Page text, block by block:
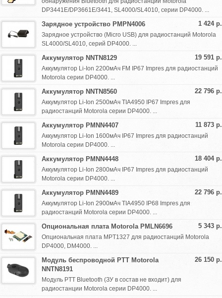
DP3441E/DP3661E/3441, SL4000/SL4010, серии DP4000. ...
1 424 р.
Зарядное устройство PMPN4006
Зарядное устройство (Micro USB) для радиостанций Motorola
SL4000/SL4010, серий DP4000. ...
19 591 р.
Аккумулятор NNTN8129
Аккумулятор Li-Ion 2200мАч FM IP67 Impres для радиостанций
Motorola серии DP4000. ...
22 796 р.
Аккумулятор NNTN8560
Аккумулятор Li-Ion 2500мАч TIA4950 IP67 Impres для
радиостанций Motorola серии DP4000. ...
11 873 р.
Аккумулятор PMNN4407
Аккумулятор Li-Ion 1600мАч IP67 Impres для радиостанций
Motorola серии DP4000. ...
18 404 р.
Аккумулятор PMNN4448
Аккумулятор Li-Ion 2800мАч IP67 Impres для радиостанций
Motorola серии DP4000. ...
22 796 р.
Аккумулятор PMNN4489
Аккумулятор Li-Ion 2900мАч TIA4950 IP68 Impres для
радиостанций Motorola серии DP4000. ...
5 343 р.
Опциональная плата Motorola PMLN6696
Опциональная плата MPT1327 для радиостанций Motorola
DP4000, DM4000. ...
26 150 р.
Модуль беспроводной PTT Motorola
NNTN8191
Модуль PTT Bluetooth (ЗУ в состав не входит) для
радиостанции Motorola серии DP4000. ...